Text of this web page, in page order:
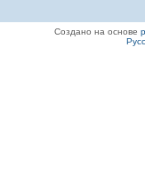
Создано на основе